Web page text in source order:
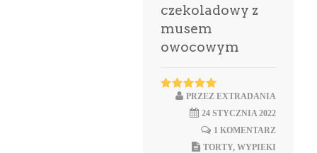
czekoladowy z
musem
owocowym
PRZEZ EXTRADANIA
24 STYCZNIA 2022
1 KOMENTARZ
TORTY, WYPIEKI